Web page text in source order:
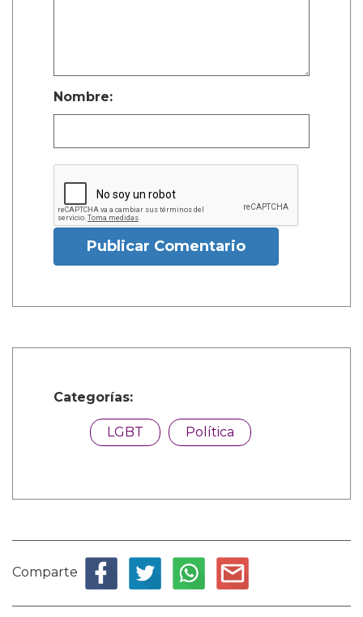
Nombre:
Publicar Comentario
Categorías:
LGBT Política
Comparte